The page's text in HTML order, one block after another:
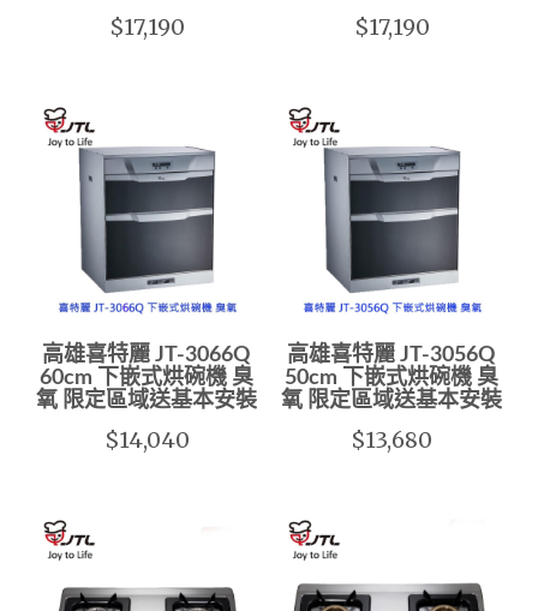
$17,190 $17,190
高雄喜特麗 JT-3066Q
60cm 下嵌式烘碗機 臭
氧 限定區域送基本安裝
$14,040
高雄喜特麗 JT-3056Q
50cm 下嵌式烘碗機 臭
氧 限定區域送基本安裝
$13,680